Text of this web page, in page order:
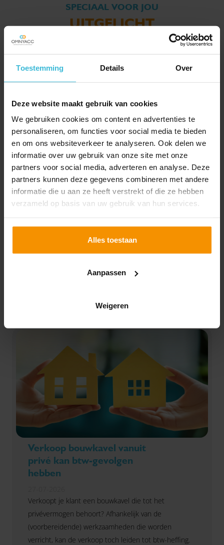
Toestemming Details Over
Deze website maakt gebruik van cookies
We gebruiken cookies om content en advertenties te
personaliseren, om functies voor social media te bieden
en om ons websiteverkeer te analyseren. Ook delen we
informatie over uw gebruik van onze site met onze
partners voor social media, adverteren en analyse. Deze
partners kunnen deze gegevens combineren met andere
informatie die u aan ze heeft verstrekt of die ze hebben
verzameld op basis van uw gebruik van hun services.
Alles toestaan
Aanpassen
Weigeren
SPECIAAL VOOR JOU
UITGELICHT
Ook bij ziekte kan een
gebruikelijk loon verplicht
zijn
loon uitkeerde, kreeg toch ongelijk van de rechter. De
werkzaamheden voor zijn bv had verricht. Wat
Verkoop bouwkavel vanuit
privé kan btw-gevolgen
hebben
Verkoopt je klant een bouwkavel die tot het
privévermogen behoort? Afhankelijk van de
(voorbereidende) werkzaamheden die worden
verricht, kan de verkoop toch leiden tot btw-heffing.